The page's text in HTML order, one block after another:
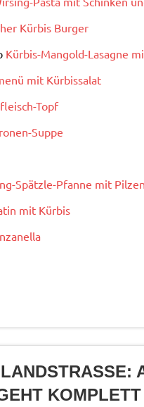
Kürbis Burger
Kürbis-Mangold-Lasagne
mit Kürbissalat
Topf
Suppe
Spätzle-Pfanne mit Pilzen
mit Kürbis
KOMPLETT